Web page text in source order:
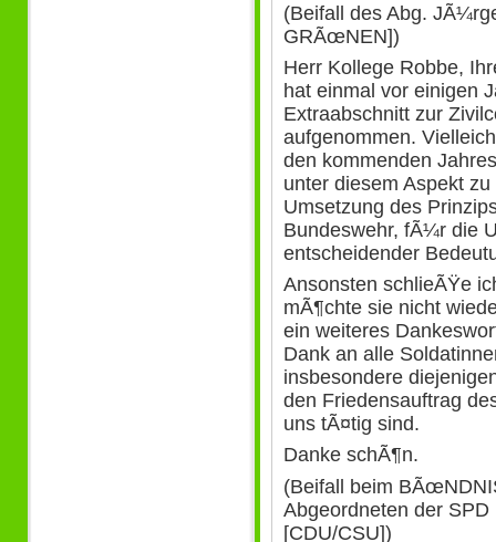
(Beifall des Abg.
GRÃœNEN])
Herr Kollege Robbe,
hat einmal vor einigen
Extraabschnitt zur
aufgenommen.
den kommenden
unter diesem Aspekt
Umsetzung des
Bundeswehr, fÃ¼r die
entscheidender
Ansonsten schlieÃŸe
mÃ¶chte sie nicht
ein weiteres
Dank an alle
insbesondere
den Friedensauftrag
uns tÃ¤tig sind.
Danke schÃ¶n.
(Beifall beim
Abgeordneten der
[CDU/CSU])